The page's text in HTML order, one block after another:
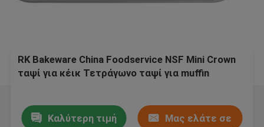
RK Bakeware China Foodservice NSF Mini Crown
ταψί για κέικ Τετράγωνο ταψί για muffin
Καλύτερη τιμή Μας ελάτε σε